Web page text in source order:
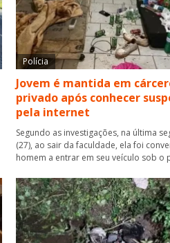
Polícia
Jovem é mantida em
privado após conhecer
pela internet
Segundo as investigações, na última
(27), ao sair da faculdade, ela foi
homem a entrar em seu veículo sob o